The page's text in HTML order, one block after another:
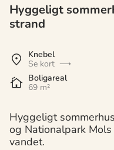
Hyggeligt
strand
Knebel
Se kort
Boligareal
69 m²
Hyggeligt
og Nationalpark
vandet.